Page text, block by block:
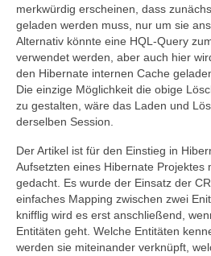
merkwürdig erscheinen, dass
geladen werden muss, nur um sie
Alternativ könnte eine HQL-Query
verwendet werden, aber auch hier
den Hibernate internen Cache
Die einzige Möglichkeit die obige
zu gestalten, wäre das Laden und
derselben Session.
Der Artikel ist für den Einstieg in
Aufsetzten eines Hibernate Projektes
gedacht. Es wurde der Einsatz der
einfaches Mapping zwischen zwei
knifflig wird es erst anschließend,
Entitäten geht. Welche Entitäten
werden sie miteinander verknüpft,